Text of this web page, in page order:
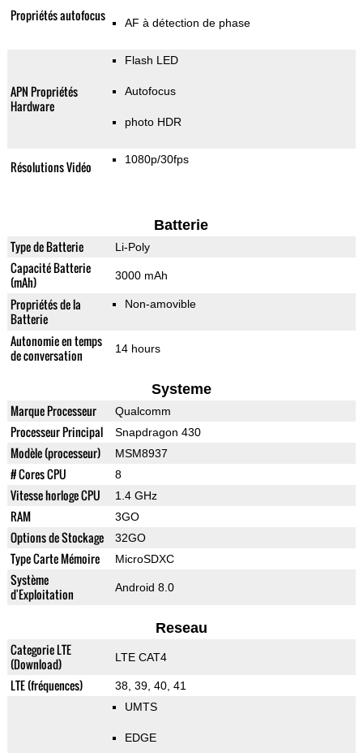
Propriétés autofocus AF à détection de phase
APN Propriétés
Hardware
Flash LED
Autofocus
photo HDR
Résolutions Vidéo 1080p/30fps
Batterie
Type de Batterie Li-Poly
Capacité Batterie
(mAh)
3000 mAh
Propriétés de la
Batterie
Non-amovible
Autonomie en temps
de conversation
14 hours
Systeme
Marque Processeur Qualcomm
Processeur Principal Snapdragon 430
Modèle (processeur) MSM8937
# Cores CPU 8
Vitesse horloge CPU 1.4 GHz
RAM 3GO
Options de Stockage 32GO
Type Carte Mémoire MicroSDXC
Système
d'Exploitation
Android 8.0
Reseau
Categorie LTE
(Download)
LTE CAT4
LTE (fréquences)
38, 39, 40, 41
UMTS
EDGE